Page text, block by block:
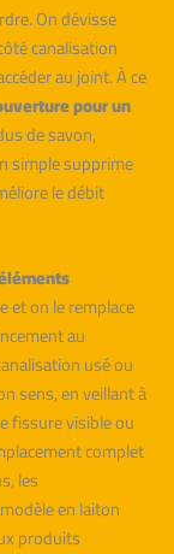
On dévisse
canalisation
au joint. À ce
pour un
de savon,
simple supprime
le débit
et on le remplace
au
usé ou
sens, en veillant à
fissure visible ou
complet
les
en laiton
produits